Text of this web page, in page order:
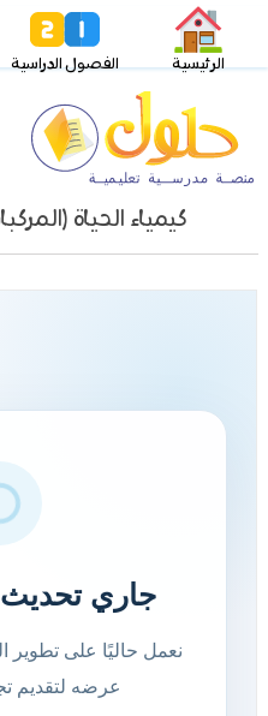
الرئيسية الفصول الدراسية
كيمياء الحياة